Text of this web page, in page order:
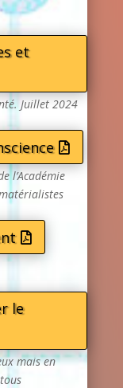
et
Juillet 2024
l’Académie
le
mais en